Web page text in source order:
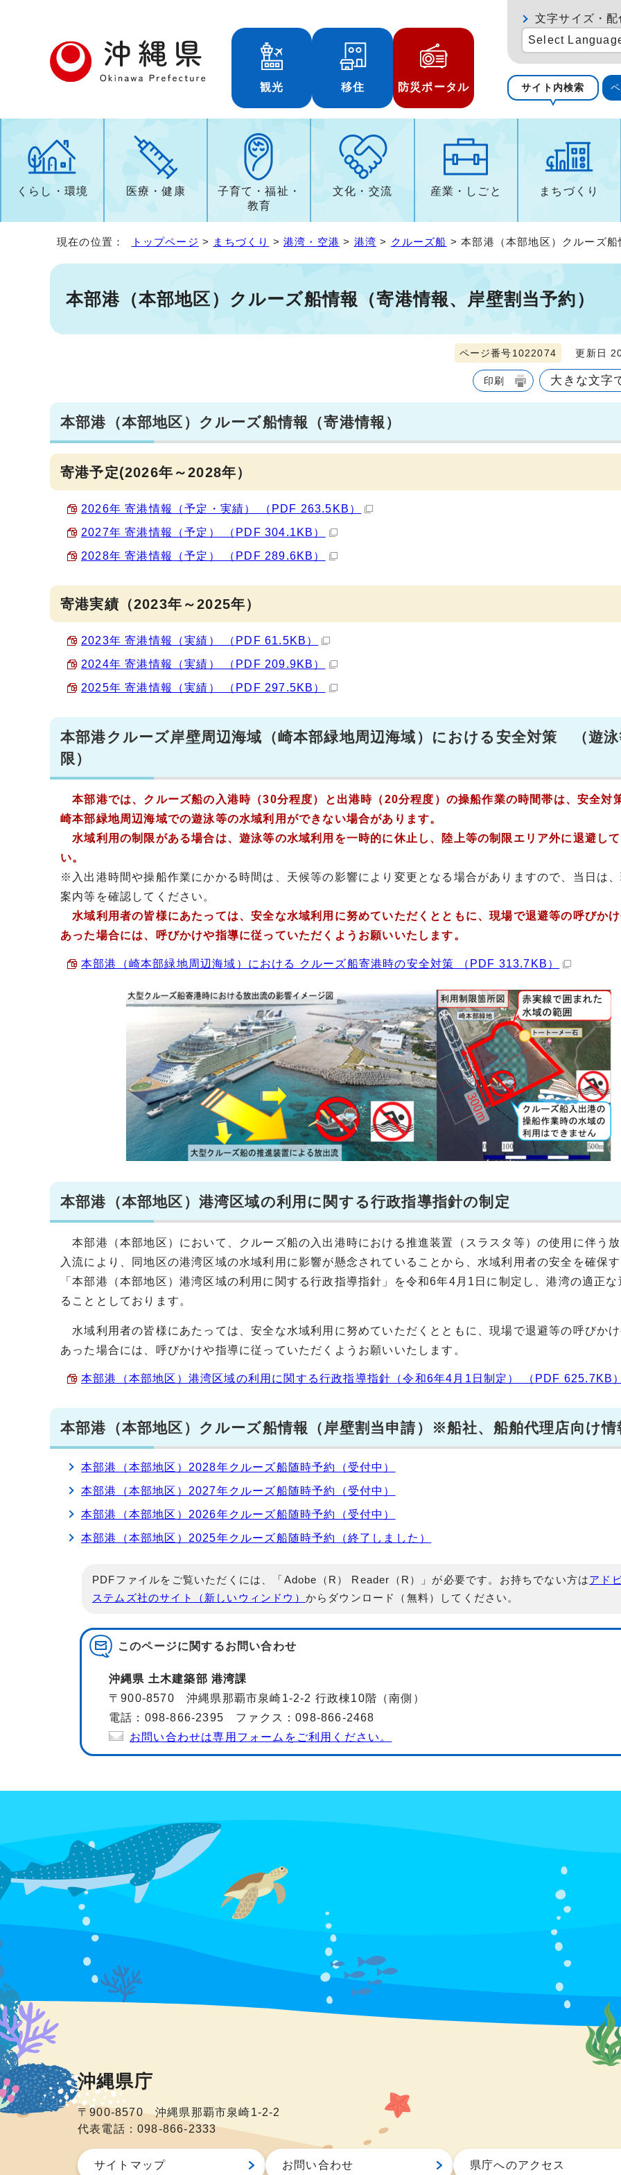
観光 移住 防災ポータル
文字サイズ・
Select
サイト内検索
くらし・環境 医療・健康
子育て・福祉・
教育
文化・交流 産業・しごと まちづくり
現在の位置： トップページ > まちづくり >港湾・空港 > 港湾 > クルーズ船 > 本部港（本部地区）クルーズ
本部港（本部地区）クルーズ船情報（寄港情報、岸壁割当予約）
ページ番号1022074 更新日
印刷 大きな文字
本部港（本部地区）クルーズ船情報（寄港情報）
寄港予定(2026年～2028年）
2026年 寄港情報（予定・実績） （PDF 263.5KB）
2027年 寄港情報（予定） （PDF 304.1KB）
2028年 寄港情報（予定） （PDF 289.6KB）
寄港実績（2023年～2025年）
2023年 寄港情報（実績） （PDF 61.5KB）
2024年 寄港情報（実績） （PDF 209.9KB）
2025年 寄港情報（実績） （PDF 297.5KB）
本部港クルーズ岸壁周辺海域（崎本部緑地周辺海域）における安全対策 （遊
限）
本部港では、クルーズ船の入港時（30分程度）と出港時（20分程度）の操船作業の時間帯は、安全対
崎本部緑地周辺海域での遊泳等の水域利用ができない場合があります。
水域利用の制限がある場合は、遊泳等の水域利用を一時的に休止し、陸上等の制限エリア外に退避し
い。
※入出港時間や操船作業にかかる時間は、天候等の影響により変更となる場合がありますので、当日は
案内等を確認してください。
水域利用者の皆様にあたっては、安全な水域利用に努めていただくとともに、現場で退避等の呼びか
あった場合には、呼びかけや指導に従っていただくようお願いいたします。
本部港（崎本部緑地周辺海域）における クルーズ船寄港時の安全対策 （PDF 313.7KB）
本部港（本部地区）港湾区域の利用に関する行政指導指針の制定
本部港（本部地区）において、クルーズ船の入出港時における推進装置（スラスタ等）の使用に伴う
入流により、同地区の港湾区域の水域利用に影響が懸念されていることから、水域利用者の安全を確保
「本部港（本部地区）港湾区域の利用に関する行政指導指針」を令和6年4月1日に制定し、港湾の適正
ることとしております。
水域利用者の皆様にあたっては、安全な水域利用に努めていただくとともに、現場で退避等の呼びか
あった場合には、呼びかけや指導に従っていただくようお願いいたします。
本部港（本部地区）港湾区域の利用に関する行政指導指針（令和6年4月1日制定） （PDF 625.7KB
本部港（本部地区）クルーズ船情報（岸壁割当申請）※船社、船舶代理店向け情
本部港（本部地区）2028年クルーズ船随時予約（受付中）
本部港（本部地区）2027年クルーズ船随時予約（受付中）
本部港（本部地区）2026年クルーズ船随時予約（受付中）
本部港（本部地区）2025年クルーズ船随時予約（終了しました）
PDFファイルをご覧いただくには、「Adobe（R） Reader（R）」が必要です。お持ちでない方はアド
ステムズ社のサイト（新しいウィンドウ） からダウンロード（無料）してください。
このページに関するお問い合わせ
沖縄県 土木建築部 港湾課
〒900-8570 沖縄県那覇市泉崎1-2-2 行政棟10階（南側）
電話：098-866-2395 ファクス：098-866-2468
お問い合わせは専用フォームをご利用ください。
沖縄県庁
〒900-8570 沖縄県那覇市泉崎1-2-2
代表電話：098-866-2333
サイトマップ お問い合わせ 県庁へのアクセス